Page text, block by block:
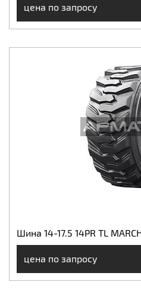
цена по запросу
Шина 14-17.5 14PR TL
цена по запросу